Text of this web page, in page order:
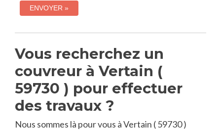
Vous recherchez un
couvreur à Vertain (
59730 ) pour effectuer
des travaux ?
Nous sommes là pour vous à Vertain ( 59730 )